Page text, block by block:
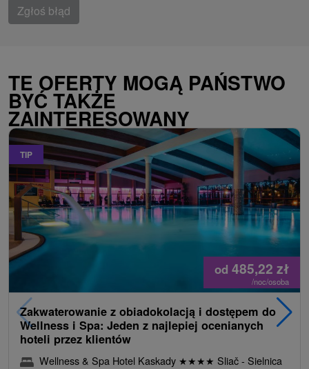
Zgłoś błąd
TE OFERTY MOGĄ PAŃSTWO
BYĆ TAKŻE
ZAINTERESOWANY
TIP
od 485,22 zł
/noc/osoba
Zakwaterowanie z obiadokolacją i dostępem do
Wellness i Spa: Jeden z najlepiej ocenianych
hoteli przez klientów
Wellness & Spa Hotel Kaskady ★★★★ Sliač - Sielnica